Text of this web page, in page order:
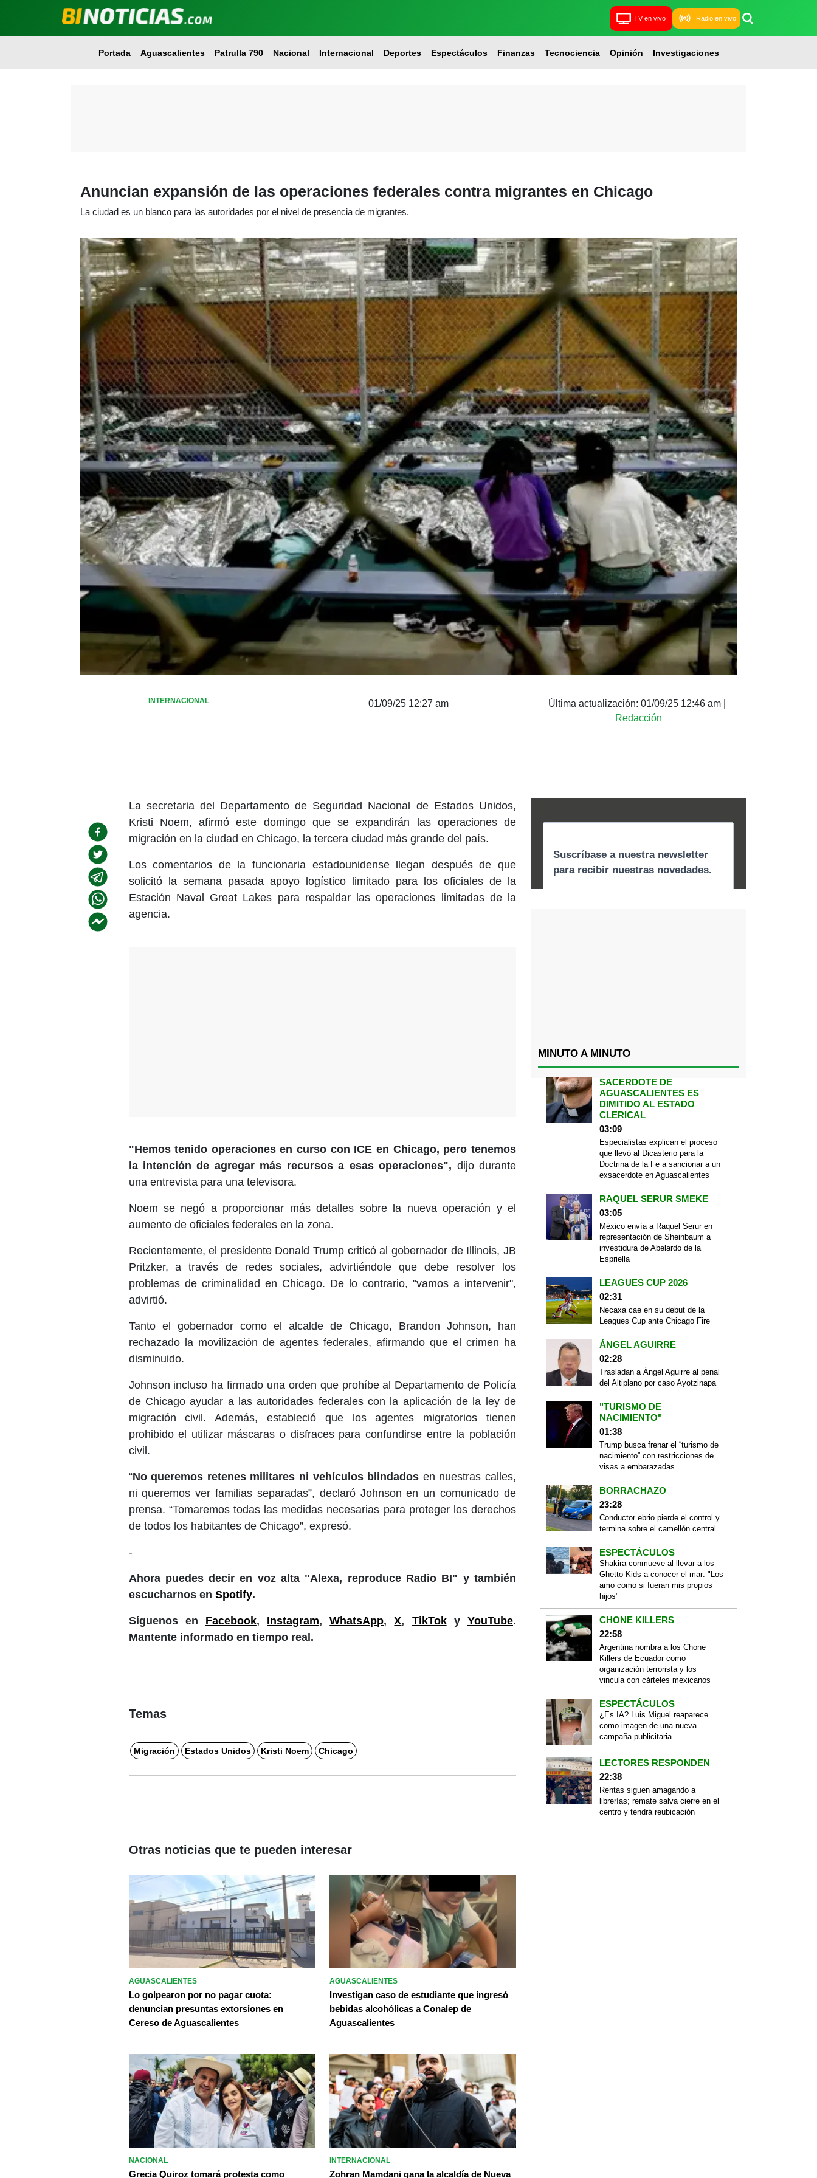
TV en vivo Radio en vivo
Portada Aguascalientes Patrulla 790 Nacional Internacional Deportes Espectáculos Finanzas Tecnociencia Opinión Investigaciones
Anuncian expansión de las operaciones federales contra migrantes en Chicago
La ciudad es un blanco para las autoridades por el nivel de presencia de migrantes.
INTERNACIONAL 01/09/25 12:27 am Última actualización: 01/09/25 12:46 am
Redacción
La secretaria del Departamento de Seguridad Nacional de Estados Unidos,
Kristi Noem, afirmó este domingo que se expandirán las operaciones de
migración en la ciudad en Chicago, la tercera ciudad más grande del país.
Los comentarios de la funcionaria estadounidense llegan después de que
solicitó la semana pasada apoyo logístico limitado para los oficiales de la
Estación Naval Great Lakes para respaldar las operaciones limitadas de la
agencia.
"Hemos tenido operaciones en curso con ICE en Chicago, pero tenemos
la intención de agregar más recursos a esas operaciones", dijo durante
una entrevista para una televisora.
Noem se negó a proporcionar más detalles sobre la nueva operación y el
aumento de oficiales federales en la zona.
Recientemente, el presidente Donald Trump criticó al gobernador de Illinois, JB
Pritzker, a través de redes sociales, advirtiéndole que debe resolver los
problemas de criminalidad en Chicago. De lo contrario, "vamos a intervenir",
advirtió.
Tanto el gobernador como el alcalde de Chicago, Brandon Johnson, han
rechazado la movilización de agentes federales, afirmando que el crimen ha
disminuido.
Johnson incluso ha firmado una orden que prohíbe al Departamento de Policía
de Chicago ayudar a las autoridades federales con la aplicación de la ley de
migración civil. Además, estableció que los agentes migratorios tienen
prohibido el utilizar máscaras o disfraces para confundirse entre la población
civil.
“No queremos retenes militares ni vehículos blindados en nuestras calles,
ni queremos ver familias separadas”, declaró Johnson en un comunicado de
prensa. “Tomaremos todas las medidas necesarias para proteger los derechos
de todos los habitantes de Chicago”, expresó.
-
Ahora puedes decir en voz alta "Alexa, reproduce Radio BI" y también
escucharnos en Spotify.
Síguenos en Facebook, Instagram,WhatsApp,X, TikToky YouTube.
Mantente informado en tiempo real.
Temas
Migración Estados Unidos Kristi Noem Chicago
MINUTO A MINUTO
SACERDOTE DE
AGUASCALIENTES ES
DIMITIDO AL ESTADO
CLERICAL
03:09
Especialistas explican el proceso
que llevó al Dicasterio para la
Doctrina de la Fe a sancionar a un
exsacerdote en Aguascalientes
RAQUEL SERUR SMEKE
03:05
México envía a Raquel Serur en
representación de Sheinbaum a
investidura de Abelardo de la
Espriella
LEAGUES CUP 2026
02:31
Necaxa cae en su debut de la
Leagues Cup ante Chicago Fire
ÁNGEL AGUIRRE
02:28
Trasladan a Ángel Aguirre al penal
del Altiplano por caso Ayotzinapa
"TURISMO DE
NACIMIENTO"
01:38
Trump busca frenar el “turismo de
nacimiento” con restricciones de
visas a embarazadas
BORRACHAZO
23:28
Conductor ebrio pierde el control y
termina sobre el camellón central
ESPECTÁCULOS
Shakira conmueve al llevar a los
Ghetto Kids a conocer el mar: "Los
amo como si fueran mis propios
hijos"
CHONE KILLERS
22:58
Argentina nombra a los Chone
Killers de Ecuador como
organización terrorista y los
vincula con cárteles mexicanos
ESPECTÁCULOS
¿Es IA? Luis Miguel reaparece
como imagen de una nueva
campaña publicitaria
LECTORES RESPONDEN
22:38
Rentas siguen amagando a
librerías; remate salva cierre en el
centro y tendrá reubicación
Otras noticias que te pueden interesar
AGUASCALIENTES
Lo golpearon por no pagar cuota:
denuncian presuntas extorsiones en
Cereso de Aguascalientes
AGUASCALIENTES
Investigan caso de estudiante que ingresó
bebidas alcohólicas a Conalep de
Aguascalientes
NACIONAL
Grecia Quiroz tomará protesta como
INTERNACIONAL
Zohran Mamdani gana la alcaldía de Nueva